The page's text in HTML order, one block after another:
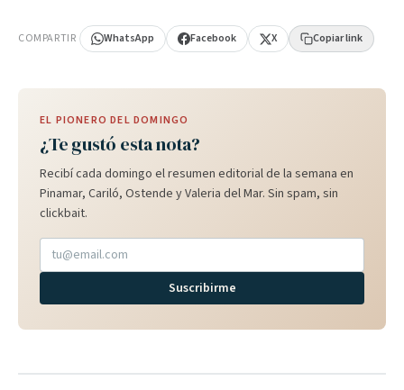
COMPARTIR WhatsApp Facebook X Copiar link
EL PIONERO DEL DOMINGO
¿Te gustó esta nota?
Recibí cada domingo el resumen editorial de la semana en
Pinamar, Cariló, Ostende y Valeria del Mar. Sin spam, sin
clickbait.
Suscribirme